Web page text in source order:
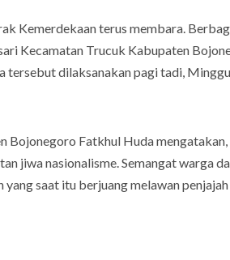
Kemerdekaan terus membara.
Kecamatan Trucuk Kabupaten
tersebut dilaksanakan pagi tadi,
Bojonegoro Fatkhul Huda
jiwa nasionalisme. Semangat warga
saat itu berjuang melawan